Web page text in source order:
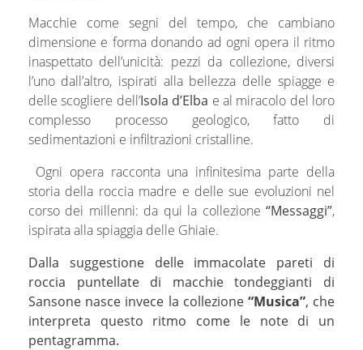
Macchie come segni del tempo, che cambiano
dimensione e forma donando ad ogni opera il ritmo
inaspettato dell’unicità: pezzi da collezione, diversi
l’uno dall’altro, ispirati alla bellezza delle spiagge e
delle scogliere dell’Isola d’Elba e al miracolo del loro
complesso processo geologico, fatto di
sedimentazioni e infiltrazioni cristalline.
Ogni opera racconta una infinitesima parte della
storia della roccia madre e delle sue evoluzioni nel
corso dei millenni: da qui la collezione“Messaggi”,
ispirata alla spiaggia delle Ghiaie.
Dalla suggestione delle immacolate pareti di
roccia puntellate di macchie tondeggianti di
Sansone nasce invece la collezione “Musica”, che
interpreta questo ritmo come le note di un
pentagramma.